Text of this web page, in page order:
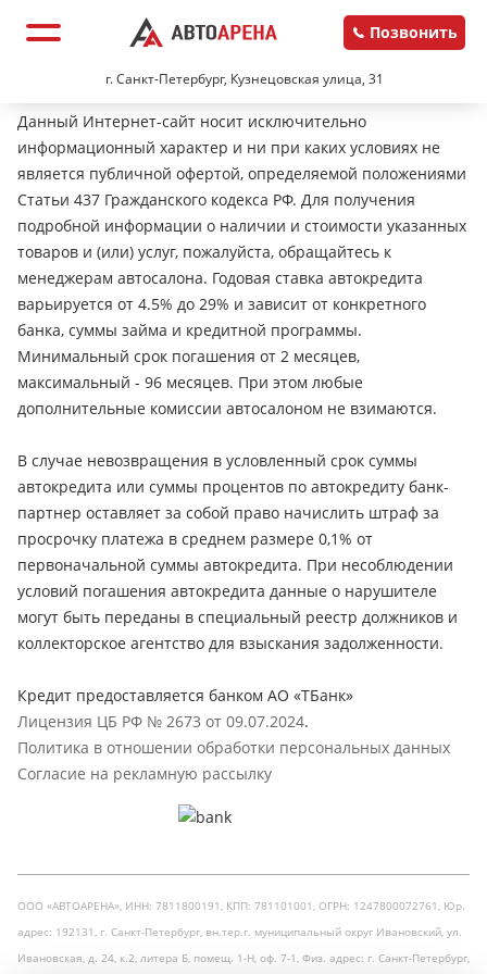
г. Санкт-Петербург, Кузнецовская улица, 31
Позвонить
Данный Интернет-сайт носит исключительно
информационный характер и ни при каких условиях не
является публичной офертой, определяемой положениями
Статьи 437 Гражданского кодекса РФ. Для получения
подробной информации о наличии и стоимости указанных
товаров и (или) услуг, пожалуйста, обращайтесь к
менеджерам автосалона. Годовая ставка автокредита
варьируется от 4.5% до 29% и зависит от конкретного
банка, суммы займа и кредитной программы.
Минимальный срок погашения от 2 месяцев,
максимальный - 96 месяцев. При этом любые
дополнительные комиссии автосалоном не взимаются.
В случае невозвращения в условленный срок суммы
автокредита или суммы процентов по автокредиту банк-
партнер оставляет за собой право начислить штраф за
просрочку платежа в среднем размере 0,1% от
первоначальной суммы автокредита. При несоблюдении
условий погашения автокредита данные о нарушителе
могут быть переданы в специальный реестр должников и
коллекторское агентство для взыскания задолженности.
Кредит предоставляется банком АО «ТБанк»
Лицензия ЦБ РФ № 2673 от 09.07.2024.
Политика в отношении обработки персональных данных
Согласие на рекламную рассылку
ООО «АВТОАРЕНА», ИНН: 7811800191, КПП: 781101001, ОГРН: 1247800072761, Юр.
адрес: 192131, г. Санкт-Петербург, вн.тер.г. муниципальный округ Ивановский, ул.
Ивановская, д. 24, к.2, литера Б, помещ. 1-Н, оф. 7-1, Физ. адрес: г. Санкт-Петербург,